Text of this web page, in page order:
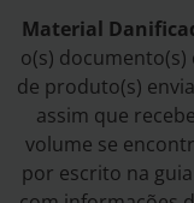
Material
o(s)
de produto(s)
assim que
volume se
por escrito na